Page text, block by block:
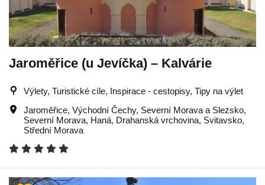
Jaroměřice (u Jevíčka) – Kalvárie
Výlety, Turistické cíle, Inspirace - cestopisy, Tipy na výlet
Jaroměřice, Východní Čechy, Severní Morava a Slezsko,
Severní Morava, Haná, Drahanská vrchovina, Svitavsko,
Střední Morava